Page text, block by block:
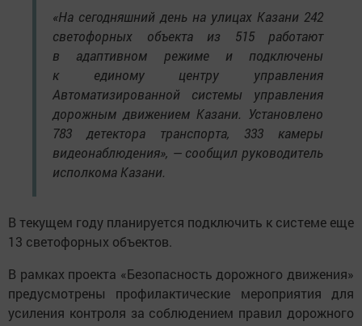
«На сегодняшний день на улицах Казани 242
светофорных объекта из 515 работают
в адаптивном режиме и подключены
к единому центру управления
Автоматизированной системы управления
дорожным движением Казани. Установлено
783 детектора транспорта, 333 камеры
видеонаблюдения», — сообщил руководитель
исполкома Казани.
В текущем году планируется подключить к системе еще
13 светофорных объектов.
В рамках проекта «Безопасность дорожного движения»
предусмотрены профилактические мероприятия для
усиления контроля за соблюдением правил дорожного